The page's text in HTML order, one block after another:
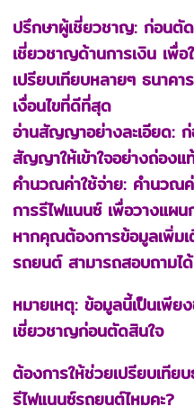
ปรึกษาผู้เชี่ยวชาญ: ก่อนตั
เชี่ยวชาญด้านการเงิน เพื่
เปรียบเทียบหลายๆ ธนาคา
เงื่อนไขที่ดีที่สุด
อ่านสัญญาอย่างละเอียด:
สัญญาให้เข้าใจอย่างถ่องแ
คำนวณค่าใช้จ่าย: คำนวณ
การรีไฟแนนซ์ เพื่อวางแผน
หากคุณต้องการข้อมูลเพิ่ม
รถยนต์ สามารถสอบถามได้
หมายเหตุ: ข้อมูลนี้เป็นเพี
เชี่ยวชาญก่อนตัดสินใจ
ต้องการให้ช่วยเปรียบเทีย
รีไฟแนนซ์รถยนต์ไหมคะ?